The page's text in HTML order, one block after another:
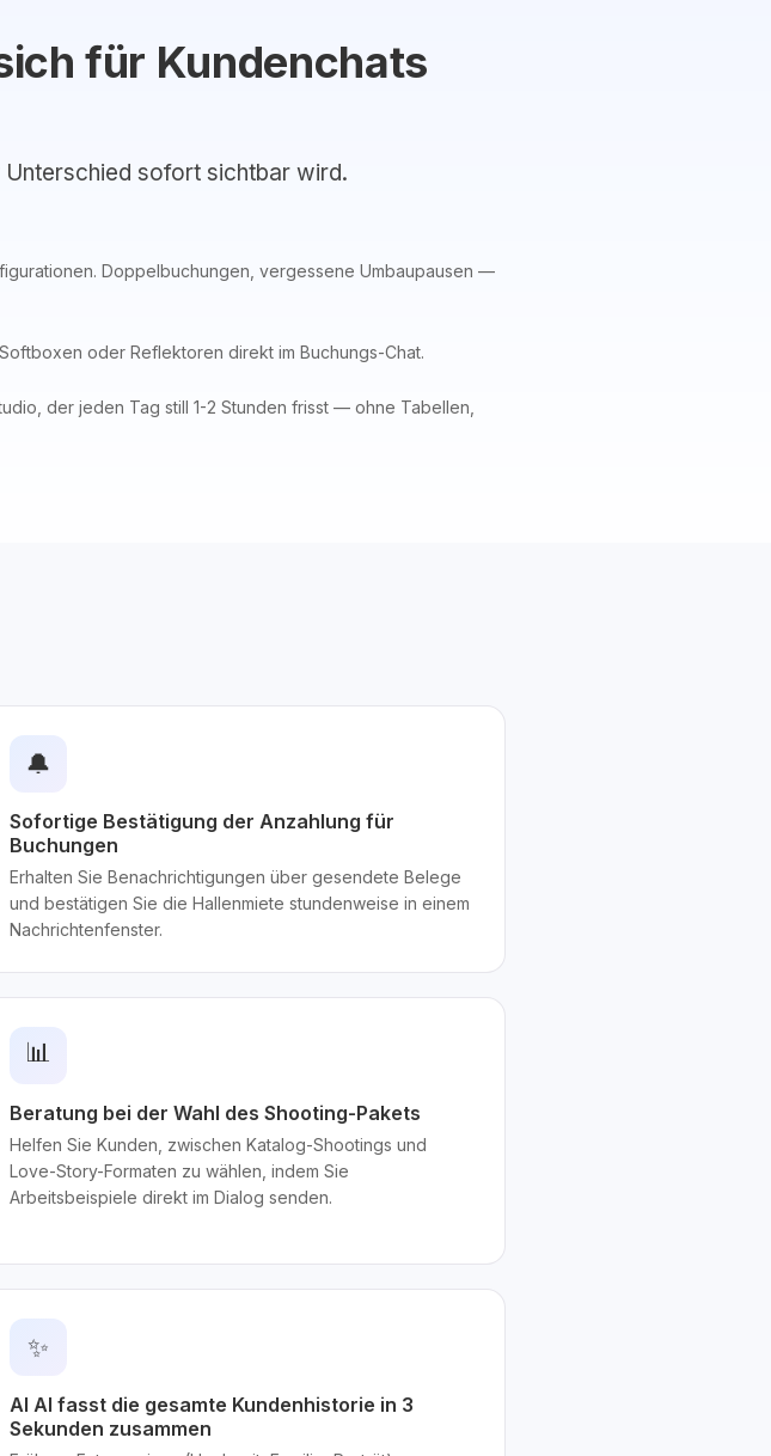
für Kundenchats
Unterschied sofort sichtbar wird.
Doppelbuchungen, vergessene Umbaupausen —
oder Reflektoren direkt im Buchungs-Chat.
der jeden Tag still 1-2 Stunden frisst — ohne Tabellen,
🔔
Sofortige Bestätigung der Anzahlung für
Buchungen
Erhalten Sie Benachrichtigungen über gesendete Belege
und bestätigen Sie die Hallenmiete stundenweise in einem
Nachrichtenfenster.
📊
Beratung bei der Wahl des Shooting-Pakets
Helfen Sie Kunden, zwischen Katalog-Shootings und
Love-Story-Formaten zu wählen, indem Sie
Arbeitsbeispiele direkt im Dialog senden.
✨
AI AI fasst die gesamte Kundenhistorie in 3
Sekunden zusammen